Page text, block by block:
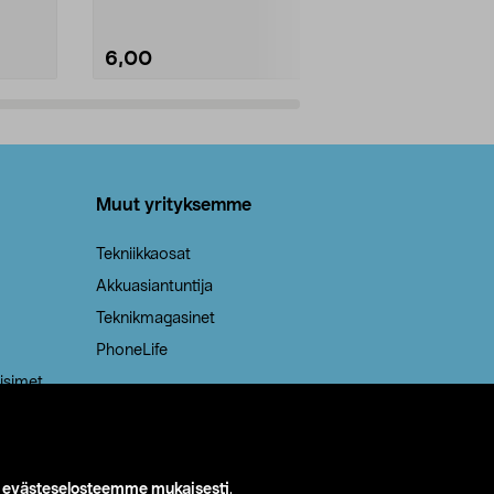
evästeselosteemme mukaisesti.
6,00
Muut yrityksemme
Tekniikkaosat
Akkuasiantuntija
Teknikmagasinet
PhoneLife